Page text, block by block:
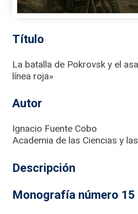
Título
La batalla de Pokrovsk y el
línea roja»
Autor
Ignacio Fuente Cobo
Academia de las Ciencias y
Descripción
Monografía número 15